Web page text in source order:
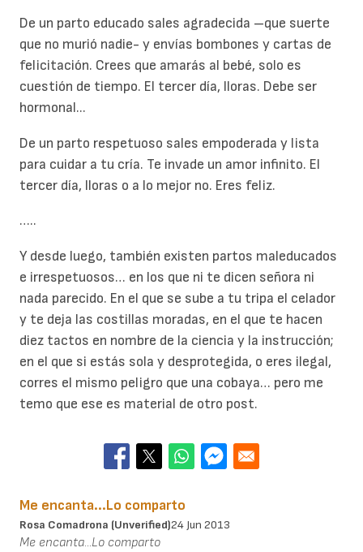
De un parto educado sales agradecida –que suerte
que no murió nadie- y envías bombones y cartas de
felicitación. Crees que amarás al bebé, solo es
cuestión de tiempo. El tercer día, lloras. Debe ser
hormonal...
De un parto respetuoso sales empoderada y lista
para cuidar a tu cría. Te invade un amor infinito. El
tercer día, lloras o a lo mejor no. Eres feliz.
…..
Y desde luego, también existen partos maleducados
e irrespetuosos… en los que ni te dicen señora ni
nada parecido. En el que se sube a tu tripa el celador
y te deja las costillas moradas, en el que te hacen
diez tactos en nombre de la ciencia y la instrucción;
en el que si estás sola y desprotegida, o eres ilegal,
corres el mismo peligro que una cobaya… pero me
temo que ese es material de otro post.
Me encanta...Lo comparto
Rosa Comadrona (unverified)24 Jun 2013
Me encanta...Lo comparto